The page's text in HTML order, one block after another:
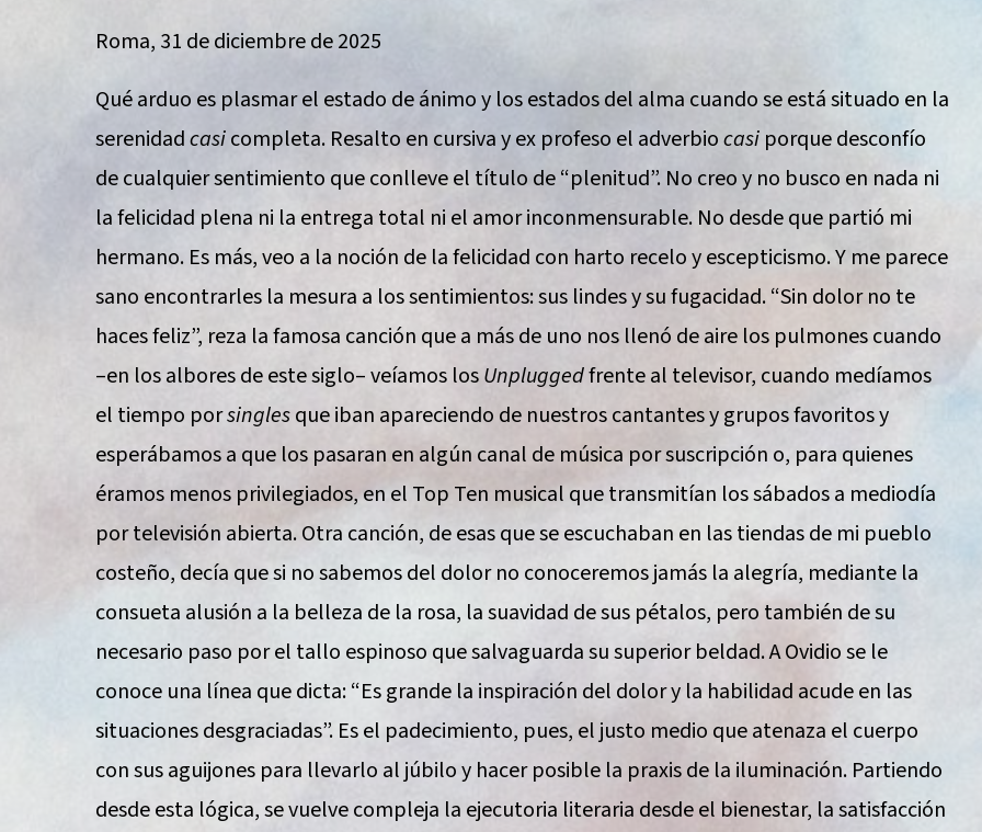
Roma, 31 de diciembre de 2025
Qué arduo es plasmar el estado de ánimo y los estados del alma cuando se está situado en la
serenidadcasicompleta. Resalto en cursiva y ex profeso el adverbiocasi porque desconfío
de cualquier sentimiento que conlleve el título de “plenitud”. No creo y no busco en nada ni
la felicidad plena ni la entrega total ni el amor inconmensurable. No desde que partió mi
hermano. Es más, veo a la noción de la felicidad con harto recelo y escepticismo. Y me parece
sano encontrarles la mesura a los sentimientos: sus lindes y su fugacidad. “Sin dolor no te
haces feliz”, reza la famosa canción que a más de uno nos llenó de aire los pulmones cuando
–en los albores de este siglo– veíamos losUnpluggedfrente al televisor, cuando medíamos
el tiempo porsinglesque iban apareciendo de nuestros cantantes y grupos favoritos y
esperábamos a que los pasaran en algún canal de música por suscripción o, para quienes
éramos menos privilegiados, en el Top Ten musical que transmitían los sábados a mediodía
por televisión abierta. Otra canción, de esas que se escuchaban en las tiendas de mi pueblo
costeño, decía que si no sabemos del dolor no conoceremos jamás la alegría, mediante la
consueta alusión a la belleza de la rosa, la suavidad de sus pétalos, pero también de su
necesario paso por el tallo espinoso que salvaguarda su superior beldad. A Ovidio se le
conoce una línea que dicta: “Es grande la inspiración del dolor y la habilidad acude en las
situaciones desgraciadas”. Es el padecimiento, pues, el justo medio que atenaza el cuerpo
con sus aguijones para llevarlo al júbilo y hacer posible la praxis de la iluminación. Partiendo
desde esta lógica, se vuelve compleja la ejecutoria literaria desde el bienestar, la satisfacción